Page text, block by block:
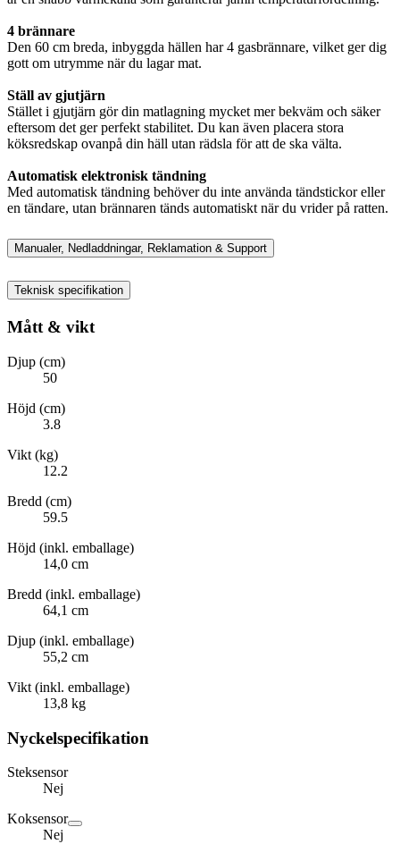
4 brännare
Den 60 cm breda, inbyggda hällen har 4 gasbrännare, vilket ger dig
gott om utrymme när du lagar mat.
Ställ av gjutjärn
Stället i gjutjärn gör din matlagning mycket mer bekväm och säker
eftersom det ger perfekt stabilitet. Du kan även placera stora
köksredskap ovanpå din häll utan rädsla för att de ska välta.
Automatisk elektronisk tändning
Med automatisk tändning behöver du inte använda tändstickor eller
en tändare, utan brännaren tänds automatiskt när du vrider på ratten.
Manualer, Nedladdningar, Reklamation & Support
Teknisk specifikation
Mått & vikt
Djup (cm)
50
Höjd (cm)
3.8
Vikt (kg)
12.2
Bredd (cm)
59.5
Höjd (inkl. emballage)
14,0 cm
Bredd (inkl. emballage)
64,1 cm
Djup (inkl. emballage)
55,2 cm
Vikt (inkl. emballage)
13,8 kg
Nyckelspecifikation
Steksensor
Nej
Koksensor
Nej